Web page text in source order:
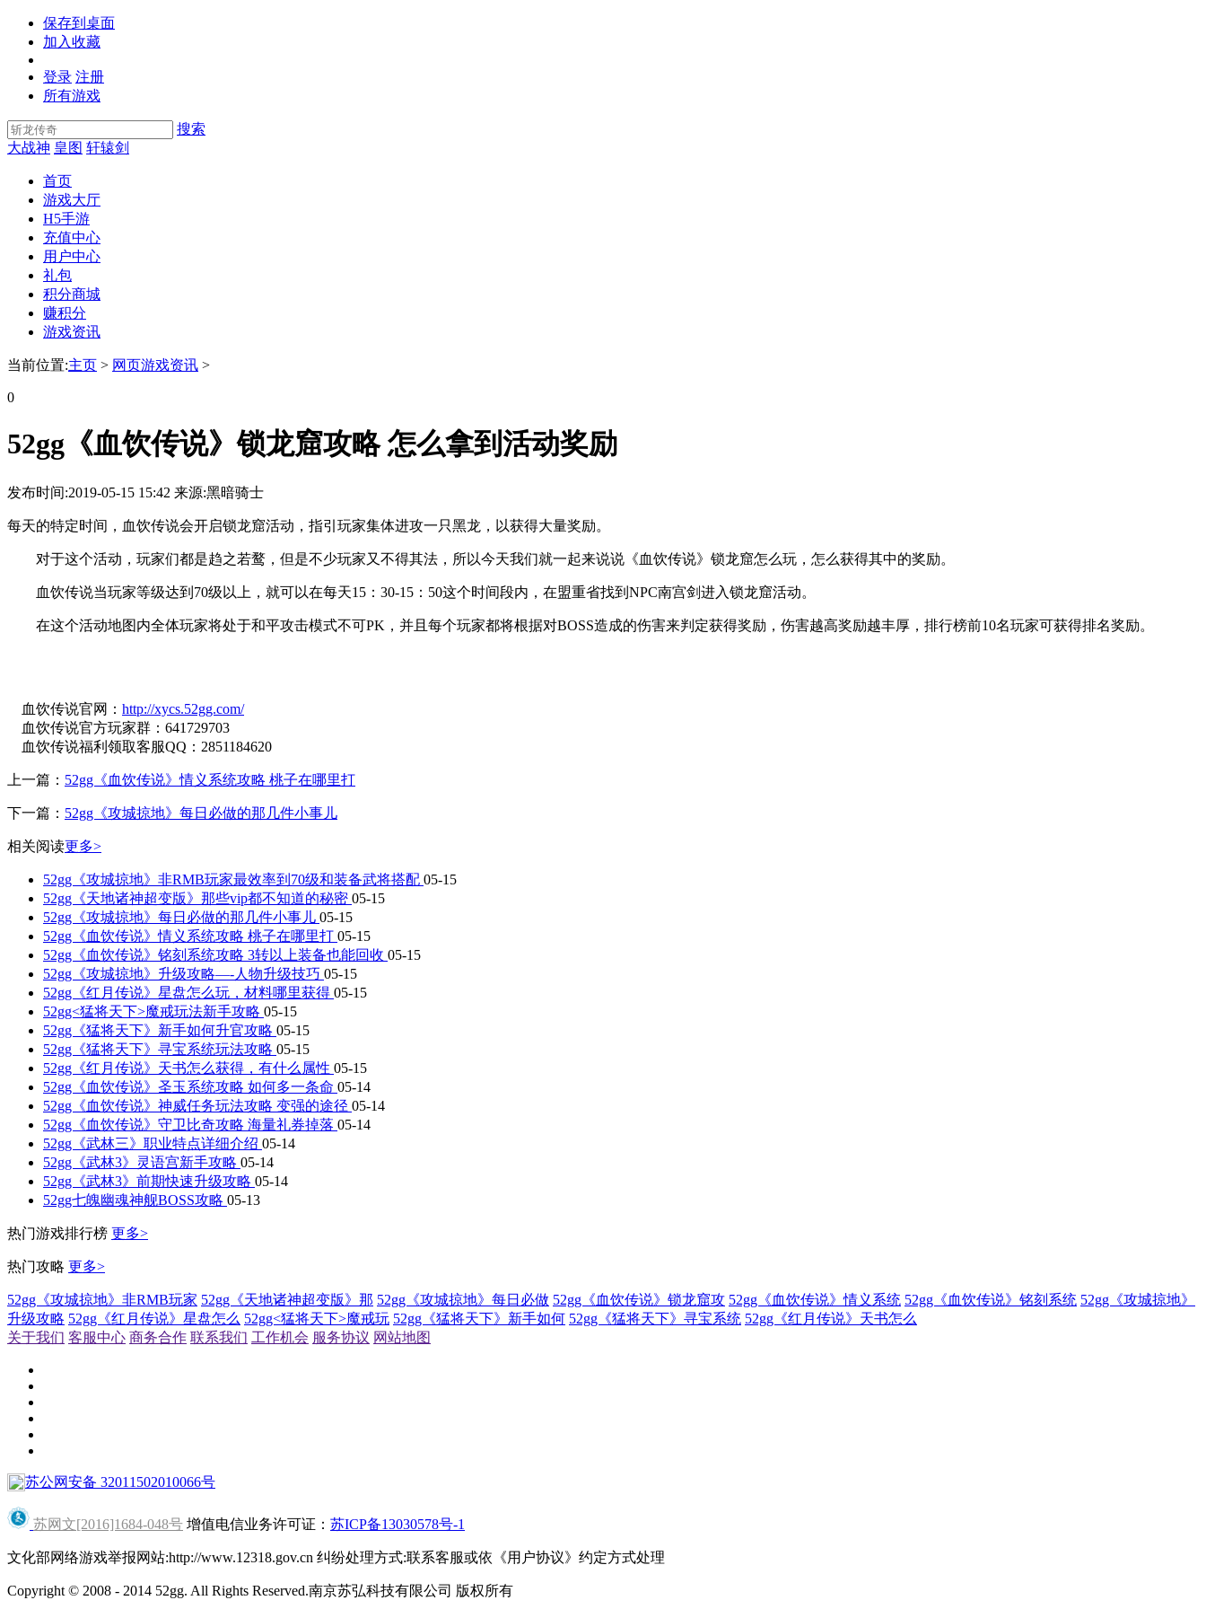
保存到桌面
加入收藏
登录 注册
所有游戏
搜索
大战神 皇图 轩辕剑
首页
游戏大厅
H5手游
充值中心
用户中心
礼包
积分商城
赚积分
游戏资讯
当前位置:主页 > 网页游戏资讯 >
0
52gg《血饮传说》锁龙窟攻略 怎么拿到活动奖励
发布时间:2019-05-15 15:42 来源:黑暗骑士
每天的特定时间，血饮传说会开启锁龙窟活动，指引玩家集体进攻一只黑龙，以获得大量奖励。
对于这个活动，玩家们都是趋之若鹜，但是不少玩家又不得其法，所以今天我们就一起来说说《血饮传说》锁龙窟怎么玩，怎么获得其中的奖励。
血饮传说当玩家等级达到70级以上，就可以在每天15：30-15：50这个时间段内，在盟重省找到NPC南宫剑进入锁龙窟活动。
在这个活动地图内全体玩家将处于和平攻击模式不可PK，并且每个玩家都将根据对BOSS造成的伤害来判定获得奖励，伤害越高奖励越丰厚，排行榜前10名玩家可获得排名奖励。
血饮传说官网： http://xycs.52gg.com/
血饮传说官方玩家群：641729703
血饮传说福利领取客服QQ：2851184620
上一篇： 52gg《血饮传说》情义系统攻略 桃子在哪里打
下一篇： 52gg《攻城掠地》每日必做的那几件小事儿
相关阅读更多>
52gg《攻城掠地》非RMB玩家最效率到70级和装备武将搭配 05-15
52gg《天地诸神超变版》那些vip都不知道的秘密 05-15
52gg《攻城掠地》每日必做的那几件小事儿 05-15
52gg《血饮传说》情义系统攻略 桃子在哪里打 05-15
52gg《血饮传说》铭刻系统攻略 3转以上装备也能回收 05-15
52gg《攻城掠地》升级攻略—-人物升级技巧 05-15
52gg《红月传说》星盘怎么玩，材料哪里获得 05-15
52gg<猛将天下>魔戒玩法新手攻略 05-15
52gg《猛将天下》新手如何升官攻略 05-15
52gg《猛将天下》寻宝系统玩法攻略 05-15
52gg《红月传说》天书怎么获得，有什么属性 05-15
52gg《血饮传说》圣玉系统攻略 如何多一条命 05-14
52gg《血饮传说》神威任务玩法攻略 变强的途径 05-14
52gg《血饮传说》守卫比奇攻略 海量礼券掉落 05-14
52gg《武林三》职业特点详细介绍 05-14
52gg《武林3》灵语宫新手攻略 05-14
52gg《武林3》前期快速升级攻略 05-14
52gg七魄幽魂神舰BOSS攻略 05-13
热门游戏排行榜 更多>
热门攻略 更多>
52gg《攻城掠地》非RMB玩家 52gg《天地诸神超变版》那 52gg《攻城掠地》每日必做 52gg《血饮传说》锁龙窟攻 52gg《血饮传说》情义系统 52gg《血饮传说》铭刻系统 52gg《攻城掠地》
升级攻略 52gg《红月传说》星盘怎么 52gg<猛将天下>魔戒玩 52gg《猛将天下》新手如何 52gg《猛将天下》寻宝系统 52gg《红月传说》天书怎么
关于我们 客服中心 商务合作 联系我们 工作机会 服务协议 网站地图
苏公网安备 32011502010066号
苏网文[2016]1684-048号 增值电信业务许可证： 苏ICP备13030578号-1
文化部网络游戏举报网站:http://www.12318.gov.cn 纠纷处理方式:联系客服或依《用户协议》约定方式处理
Copyright © 2008 - 2014 52gg. All Rights Reserved.南京苏弘科技有限公司 版权所有